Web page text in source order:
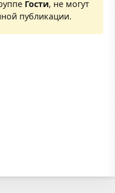
Гости, не могут
публикации.